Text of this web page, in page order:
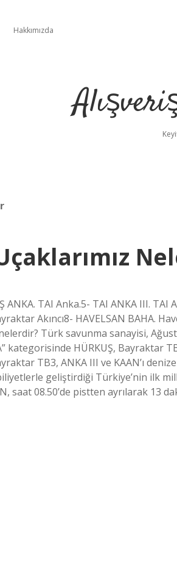
Hakkımızda
ANKA. TAI Anka.5- TAI ANKA III. TAI
Akıncı8- HAVELSAN BAHA.
nelerdir? Türk savunma sanayisi,
kategorisinde HÜRKUŞ, Bayraktar
TB3, ANKA III ve KAAN’ı
geliştirdiği Türkiye’nin ilk
saat 08.50’de pistten ayrılarak 13